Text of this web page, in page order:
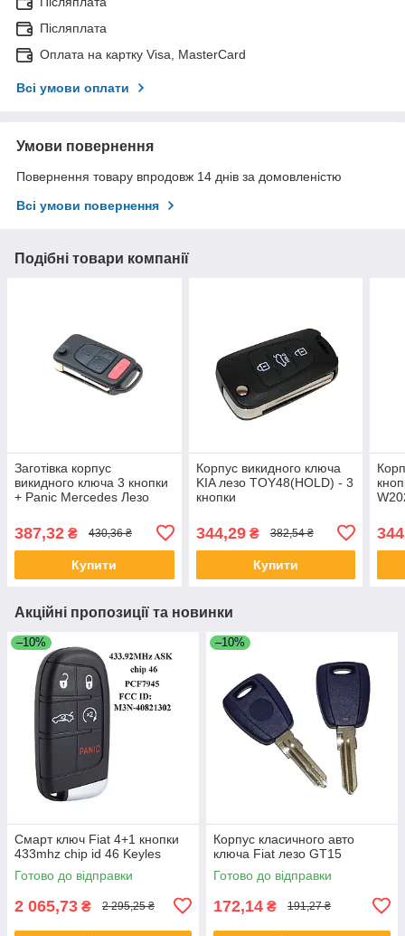
Післяплата
Оплата на картку Visa, MasterCard
Всі умови оплати
Умови повернення
Повернення товару впродовж 14 днів за домовленістю
Всі умови повернення
Подібні товари компанії
Заготівка корпус
викидного ключа 3 кнопки
+ Panic Mercedes Лезо
387,32 ₴ 430,36 ₴
Купити
Корпус викидного ключа
KIA лезо TOY48(HOLD) - 3
кнопки
344,29₴ 382,54 ₴
Купити
Акційні пропозиції та новинки
–10%
Смарт ключ Fiat 4+1 кнопки
433mhz chip id 46 Keyles
Готово до відправки
2 065,73 ₴ 2 295,25 ₴
–10%
Корпус класичного авто
ключа Fiat лезо GT15
Готово до відправки
172,14 ₴ 191,27 ₴